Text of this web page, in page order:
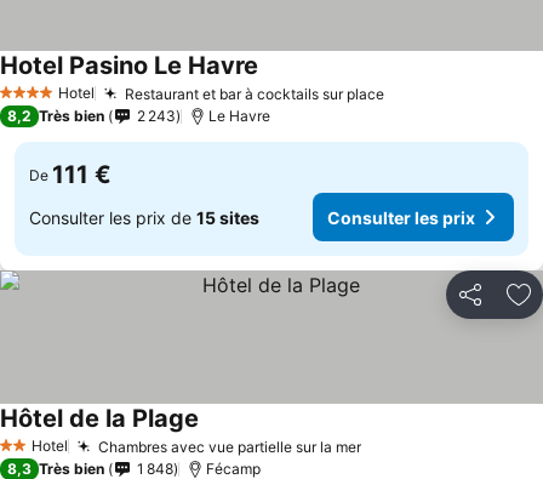
4 Étoiles Hotel Restaurant et bar à cocktails sur place
Hotel Pasino Le Havre
8,2 Très bien 2 243 Le Havre
De 111 €
Consulter les prix de 15 sites Consulter les prix
Partager
2 Étoiles
Hotel Chambres avec vue partielle sur la mer
Hôtel de la Plage
8,3 Très bien 1 848 Fécamp